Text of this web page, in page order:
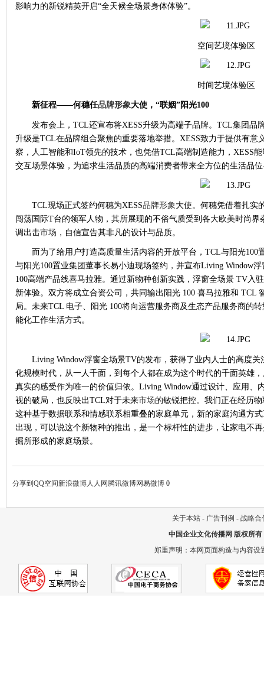
影响力的新锐精英开启“全天候全场景身体体验”。
空间艺境体验区
时间艺境体验区
新征程——何穗任品牌形象大使，“联姻”阳光100
发布会上， TCL还宣布将XESS升级为高端子品牌。TCL集团品
升级是TCL在品牌组合聚焦的重要落地举措。XESS致力于提供有意
察，人工智能和IoT领先的技术，也凭借TCL高端制造能力，XESS
交互场景体验，为追求生活品质的高端消费者带来全方位的生活品
TCL现场正式签约何穗为XESS品牌形象 大使。何穗凭借着扎实
闯荡国际T台的领军人物，其所展现的不俗气质受到各大欧美时尚
调出击市场 ，自信宣告其非凡的设计与品质。
而为了给用户打造高质量生活内容的开放平台， TCL与阳光100
与阳光100置业集团董事长易小迪现场签约，并宣布Living Window
100高端产品线喜马拉雅。通过新物种创新实践，浮窗全场景 TV入
新体验。双方将成⽴合资公司，共同输出阳光 100 喜马拉雅和 TCL
局。未来TCL 电⼦、阳光 100将向运营服务商及⽣态产品服务商的
能化工作生活⽅式。
Living Window浮窗全场景TV的发布，获得了业内人士的高度
化规模时代，从一人千面，到每个人都在成为这个时代的千面英雄
真实的感受作为唯一的价值归依。Living Window通过设计、应用、
视的破局，也反映出TCL对于未来市场的敏锐把控。我们正在经历
这种基于数据联系和情感联系相重叠的家庭单元，新的家庭沟通方
出现，可以说这个新物种的推出，是一个标杆性的进步，让家电不
掘所形成的家庭场景。
分享到 QQ空间新浪微博人人网 腾讯微博网易微博 0
关于本站 - 广告刊例 - 战略合
中国企业文化传播网 版权所有
郑重声明：本网页面构造与内容